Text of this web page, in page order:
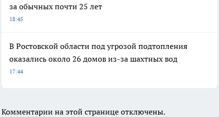
за обычных почти 25 лет
18:45
В Ростовской области под угрозой подтопления
оказались около 26 домов из-за шахтных вод
17:44
Комментарии на этой странице отключены.